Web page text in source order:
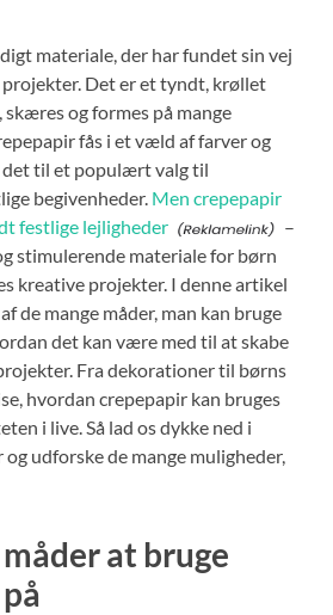
materiale, der har fundet sin vej
Det er et tyndt, krøllet
skæres og formes på mange
fås i et væld af farver og
det til et populært valg til
begivenheder. Men crepepapir
festlige lejligheder
–
stimulerende materiale for børn
kreative projekter. I denne artikel
de mange måder, man kan bruge
det kan være med til at skabe
Fra dekorationer til børns
hvordan crepepapir kan bruges
i live. Så lad os dykke ned i
udforske de mange muligheder,
at bruge